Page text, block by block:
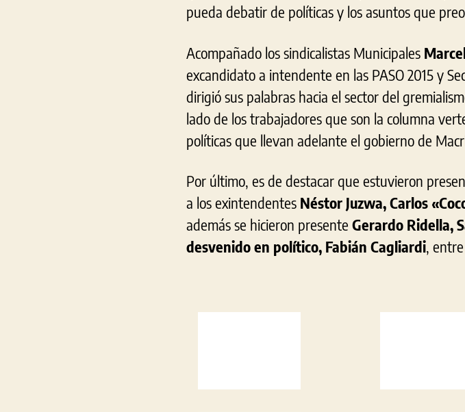
pueda debatir de políticas y los asuntos que
Acompañado los sindicalistas Municipales
excandidato a intendente en las PASO 2015 y
dirigió sus palabras hacia el sector del
lado de los trabajadores que son la columna
políticas que llevan adelante el gobierno de
Por último, es de destacar que estuvieron
a los exintendentes Néstor Juzwa, Carlos
además se hicieron presente Gerardo Ridella,
desvenido en político, Fabián Cagliardi,